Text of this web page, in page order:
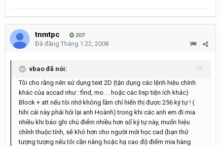
tnmtpc 207
Đã đăng Tháng 1 22, 2008
vbao đã nói:
Tôi cho rằng nên sử dụng text 2D (tận dụng các lệnh hiệu chỉnh
khác của accad như : find, mo . . hoặc các lisp tiện ích khác)
Block + att nếu tôi nhớ không lầm chỉ hiển thị được 256 ký tự ! (
hihi cái này phải hỏi lại anh Hoành) trong khi các anh em đi mia
nhiều khi báo ghi chú điểm nhiều hơn số ký tự này, muốn hiệu
chỉnh thuộc tính, sẽ khó hơn cho người mới học cad (bạn thử
tượng tượng nếu tôi cần nâng hoặc hạ cao độ điểm mia hàng